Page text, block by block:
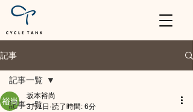
記事
記事一覧
記事一覧
坂本裕尚
3月1日 読了時間: 6分